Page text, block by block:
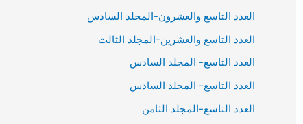
العدد التاسع والعشرون-المجلد السادس
العدد التاسع والعشرين-المجلد الثالث
العدد التاسع- المجلد السادس
العدد التاسع- المجلد السادس
العدد التاسع-المجلد الثامن